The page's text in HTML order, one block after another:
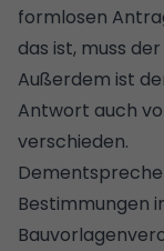
formlosen
das ist, muss
Außerdem ist
Antwort auch
verschieden.
Bestimmungen